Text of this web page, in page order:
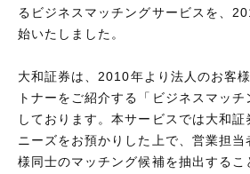
るビジネスマッチングサービスを、
始いたしました。
大和証券は、2010年より法人のお客
トナーをご紹介する「ビジネスマッ
しております。本サービスでは大和証
ニーズをお預かりした上で、営業担当
様同士のマッチング候補を抽出するこ